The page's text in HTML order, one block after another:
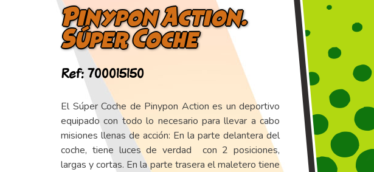
Pinypon Action.
Súper Coche
Ref: 700015150
El Súper Coche de Pinypon Action es un deportivo
equipado con todo lo necesario para llevar a cabo
misiones llenas de acción: En la parte delantera del
coche, tiene luces de verdad con 2 posiciones,
largas y cortas. En la parte trasera el maletero tiene